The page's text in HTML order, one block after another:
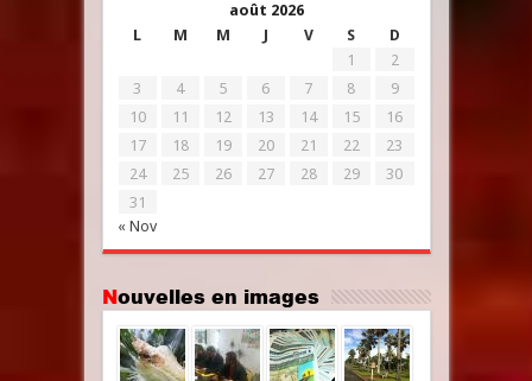
août 2026
L
M M J V S D
« Nov
1
2
3
4 5 6 7 8
9
10
11 12 13 14 15
16
17
18 19 20 21 22
23
24
25 26 27 28 29
30
31
Nouvelles en images